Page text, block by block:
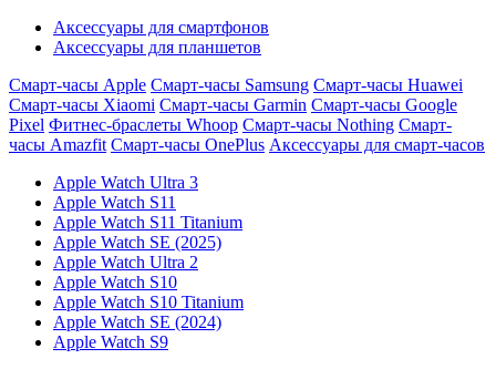
Аксессуары для смартфонов
Аксессуары для планшетов
Смарт-часы Apple Смарт-часы Samsung Смарт-часы Huawei
Смарт-часы Xiaomi Смарт-часы Garmin Смарт-часы Google
Pixel Фитнес-браслеты Whoop Смарт-часы Nothing Смарт-
часы Amazfit Смарт-часы OnePlus Аксессуары для смарт-часов
Apple Watch Ultra 3
Apple Watch S11
Apple Watch S11 Titanium
Apple Watch SE (2025)
Apple Watch Ultra 2
Apple Watch S10
Apple Watch S10 Titanium
Apple Watch SE (2024)
Apple Watch S9